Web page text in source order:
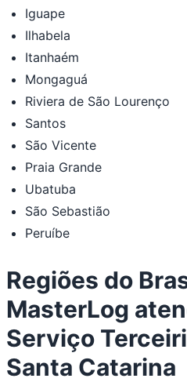
Iguape
Ilhabela
Itanhaém
Mongaguá
Riviera de São Lourenço
Santos
São Vicente
Praia Grande
Ubatuba
São Sebastião
Peruíbe
Regiões do
MasterLog
Serviço
Santa Catarina